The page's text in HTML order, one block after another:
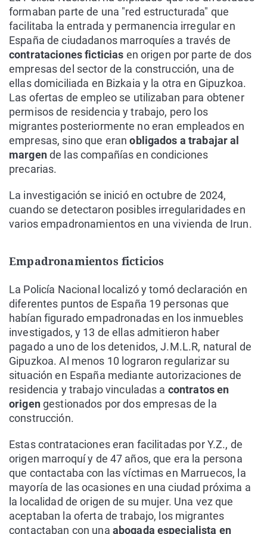
formaban parte de una "red estructurada" que
facilitaba la entrada y permanencia irregular en
España de ciudadanos marroquíes a través de
contrataciones ficticias en origen por parte de dos
empresas del sector de la construcción, una de
ellas domiciliada en Bizkaia y la otra en Gipuzkoa.
Las ofertas de empleo se utilizaban para obtener
permisos de residencia y trabajo, pero los
migrantes posteriormente no eran empleados en
empresas, sino que eranobligados a trabajar al
margende las compañías en condiciones
precarias.
La investigación se inició en octubre de 2024,
cuando se detectaron posibles irregularidades en
varios empadronamientos en una vivienda de Irun.
Empadronamientos ficticios
La Policía Nacional localizó y tomó declaración en
diferentes puntos de España 19 personas que
habían figurado empadronadas en los inmuebles
investigados, y 13 de ellas admitieron haber
pagado a uno de los detenidos, J.M.L.R, natural de
Gipuzkoa. Al menos 10 lograron regularizar su
situación en España mediante autorizaciones de
residencia y trabajo vinculadas a contratos en
origengestionados por dos empresas de la
construcción.
Estas contrataciones eran facilitadas por Y.Z., de
origen marroquí y de 47 años, que era la persona
que contactaba con las víctimas en Marruecos, la
mayoría de las ocasiones en una ciudad próxima a
la localidad de origen de su mujer. Una vez que
aceptaban la oferta de trabajo, los migrantes
contactaban con una abogada especialista en